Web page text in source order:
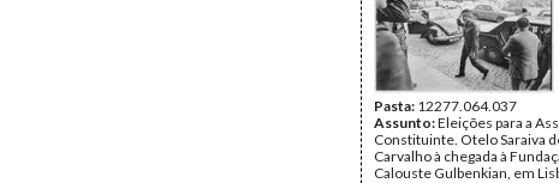
Pasta: 12277.064.037
Assunto:Eleições para a
Constituinte. Otelo Saraiva
Carvalho à chegada à
Calouste Gulbenkian, em